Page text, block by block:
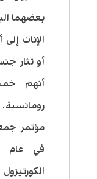
بعضهما
الإناث
أو تثار
أنهم
مؤتمر